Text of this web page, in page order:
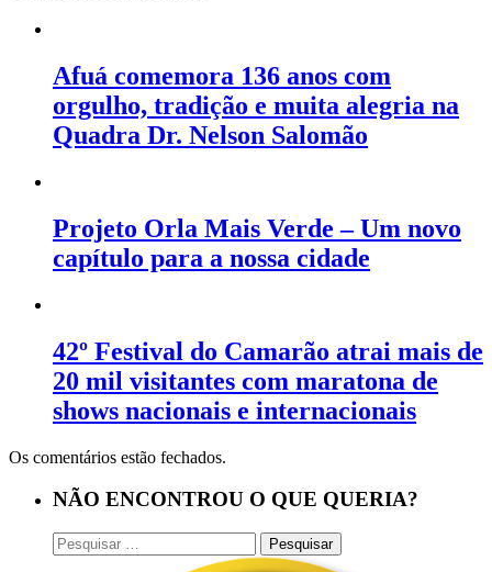
Afuá comemora 136 anos com
orgulho, tradição e muita alegria na
Quadra Dr. Nelson Salomão
Projeto Orla Mais Verde – Um novo
capítulo para a nossa cidade
42º Festival do Camarão atrai mais de
20 mil visitantes com maratona de
shows nacionais e internacionais
Os comentários estão fechados.
NÃO ENCONTROU O QUE QUERIA?
Pesquisar
por: